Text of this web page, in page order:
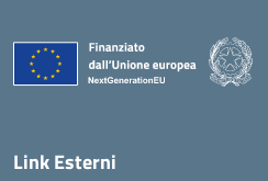
Link Esterni